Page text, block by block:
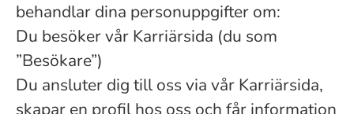
behandlar dina personuppgifter om:
Du besöker vår Karriärsida (du som
”Besökare”)
Du ansluter dig till oss via vår Karriärsida,
skapar en profil hos oss och får information